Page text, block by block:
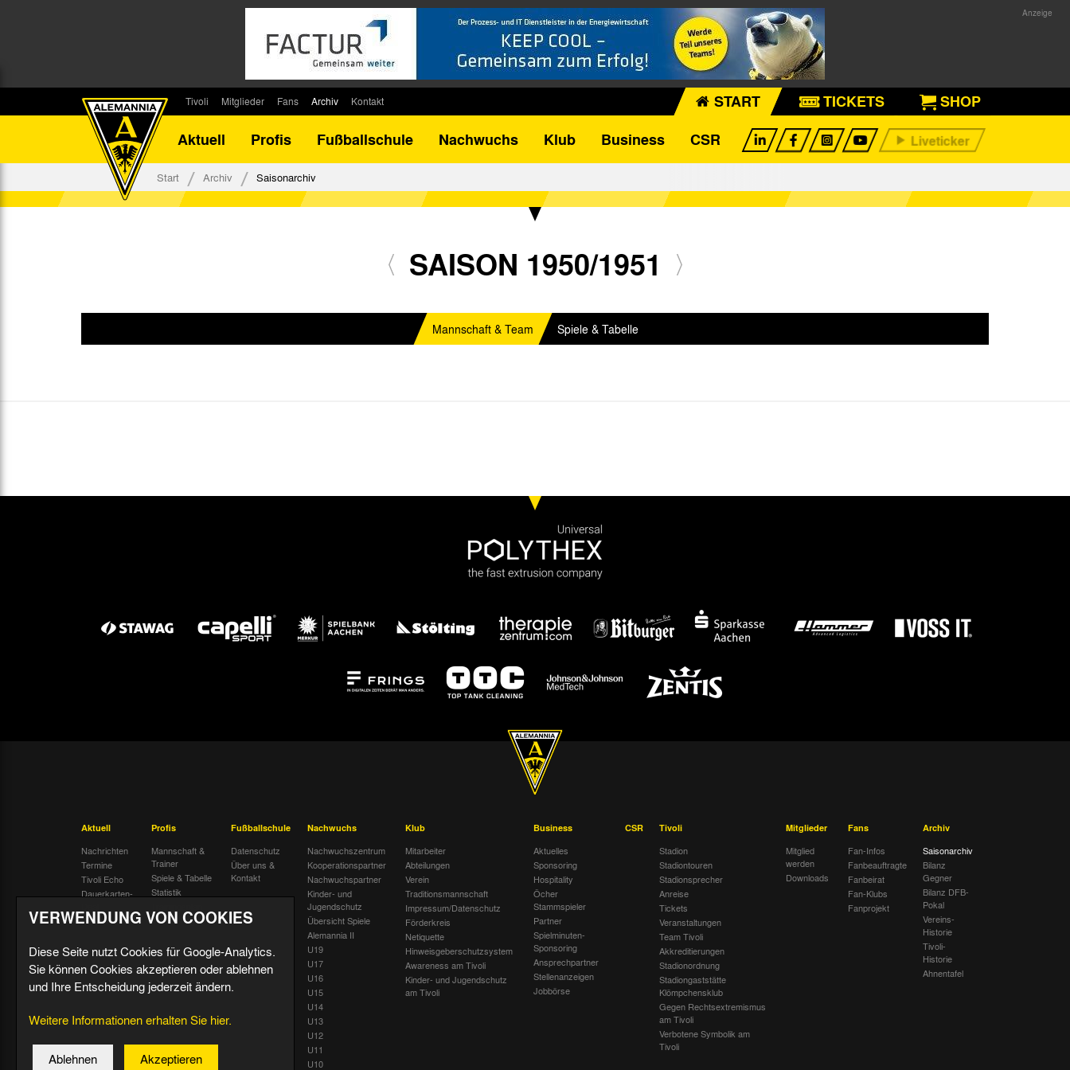
Tivoli
Stadionsprecher
Stadiongaststätte Klömpchensklub
Mitglieder
Kontakt
Fans
Fanbeirat
Fan-Klubs
Archiv
Bilanz DFB-Pokal
Kontakt START TICKETS
SHOP
Aktuell
Profis Fußballschule Nachwuchs Klub Business CSR
Start Archiv Saisonarchiv
SAISON 1950/1951
Mannschaft & Team Spiele & Tabelle
Aktuell
Nachrichten
Termine
Tivoli Echo
Dauerkarten-
Radiostream
Profis
Mannschaft &
Trainer
Spiele & Tabelle
Statistik
Geburtstage
Fußballschule
Datenschutz
Über uns &
Kontakt
Nachwuchs
Nachwuchszentrum
Kooperationspartner
Nachwuchspartner
Kinder- und
Jugendschutz
Übersicht Spiele
Alemannia II
U19
U17
U16
U15
U14
U13
U12
U11
U10
Klub
Mitarbeiter
Abteilungen
Verein
Traditionsmannschaft
Impressum/Datenschutz
Förderkreis
Netiquette
Hinweisgeberschutzsystem
Awareness am Tivoli
Kinder- und Jugendschutz
am Tivoli
Business
Aktuelles
Sponsoring
Hospitality
Öcher
Stammspieler
Partner
Spielminuten-
Sponsoring
Ansprechpartner
Stellenanzeigen
Jobbörse
CSR
Tivoli
Stadion
Stadiontouren
Stadionsprecher
Anreise
Tickets
Veranstaltungen
Team Tivoli
Akkreditierungen
Stadionordnung
Stadiongaststätte
Klömpchensklub
Gegen Rechtsextremismus
am Tivoli
Verbotene Symbolik am
Tivoli
Mitglieder
Mitglied
werden
Downloads
Fans
Fan-Infos
Fanbeauftragte
Fanbeirat
Fan-Klubs
Fanprojekt
Archiv
Saisonarchiv
Bilanz
Gegner
Bilanz DFB-
Pokal
Vereins-
Historie
Tivoli-
Historie
Ahnentafel
VERWENDUNG VON COOKIES
Diese Seite nutzt Cookies für Google-Analytics.
Sie können Cookies akzeptieren oder ablehnen
und Ihre Entscheidung jederzeit ändern.
Weitere Informationen erhalten Sie hier.
Ablehnen Akzeptieren